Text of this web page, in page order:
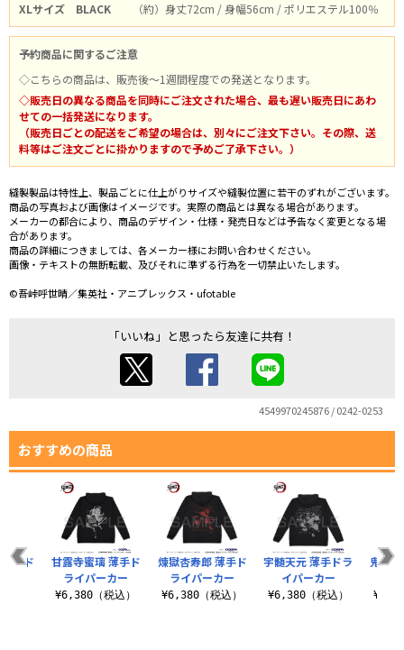
XLサイズ
BLACK （約）身丈72cm / 身幅56cm / ポリエステル100％
予約商品に関するご注意
◇こちらの商品は、販売後～1週間程度での発送となります。
◇販売日の異なる商品を同時にご注文された場合、最も遅い販売日にあわ
せての一括発送になります。
（販売日ごとの配送をご希望の場合は、別々にご注文下さい。その際、送
料等はご注文ごとに掛かりますので予めご了承下さい。）
縫製製品は特性上、製品ごとに仕上がりサイズや縫製位置に若干のずれがございます。
商品の写真および画像はイメージです。実際の商品とは異なる場合があります。
メーカーの都合により、商品のデザイン・仕様・発売日などは予告なく変更となる場
合があります。
商品の詳細につきましては、各メーカー様にお問い合わせください。
画像・テキストの無断転載、及びそれに準ずる行為を一切禁止いたします。
©吾峠呼世晴／集英社・アニプレックス・ufotable
「いいね」と思ったら友達に共有！
4549970245876 / 0242-0253
おすすめの商品
煉獄杏寿郎 薄手ド
ライパーカー
¥6,380（税込）
宇髄天元 薄手ドラ
イパーカー
¥6,380（税込）
鬼殺
手ド
甘露寺蜜璃 薄手ド
ライパーカー
¥6,380（税込）